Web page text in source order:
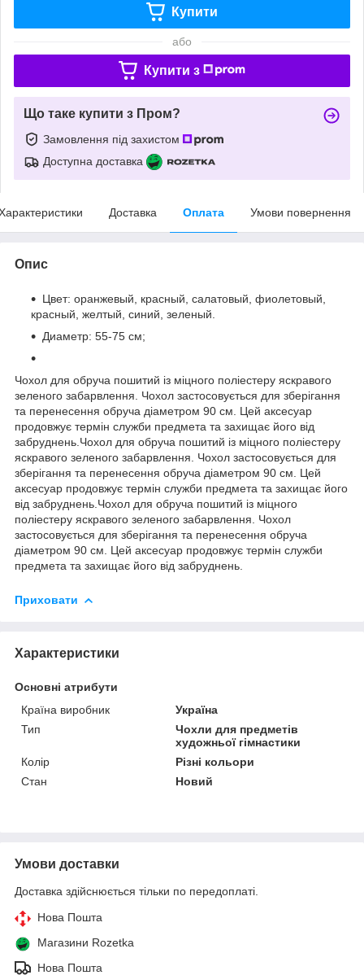
Купити
або
Купити з
Що таке купити з Пром?
Замовлення під захистом
Доступна доставка
Доставка Оплата Умови повернення
Опис
Цвет: оранжевый, красный, салатовый, фиолетовый,
красный, желтый, синий, зеленый.
Диаметр: 55-75 см;
Чохол для обруча пошитий із міцного поліестеру яскравого
зеленого забарвлення. Чохол застосовується для зберігання
та перенесення обруча діаметром 90 см. Цей аксесуар
продовжує термін служби предмета та захищає його від
забруднень.Чохол для обруча пошитий із міцного поліестеру
яскравого зеленого забарвлення. Чохол застосовується для
зберігання та перенесення обруча діаметром 90 см. Цей
аксесуар продовжує термін служби предмета та захищає його
від забруднень.Чохол для обруча пошитий із міцного
поліестеру яскравого зеленого забарвлення. Чохол
застосовується для зберігання та перенесення обруча
діаметром 90 см. Цей аксесуар продовжує термін служби
предмета та захищає його від забруднень.
Приховати
Характеристики
Основні атрибути
Країна виробник
Україна
Тип
Чохли для предметів
художньої гімнастики
Колір
Різні кольори
Стан
Новий
Умови доставки
Доставка здійснюється тільки по передоплаті.
Нова Пошта
Магазини Rozetka
Нова Пошта